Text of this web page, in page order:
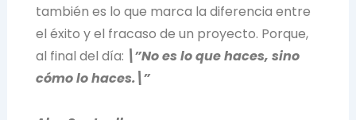
también es lo que marca la diferencia entre
el éxito y el fracaso de un proyecto. Porque,
al final del día: \”No es lo que haces, sino
cómo lo haces.\”